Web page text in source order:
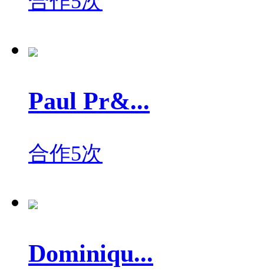
Paul Pr&...
合作5次
Dominiqu...